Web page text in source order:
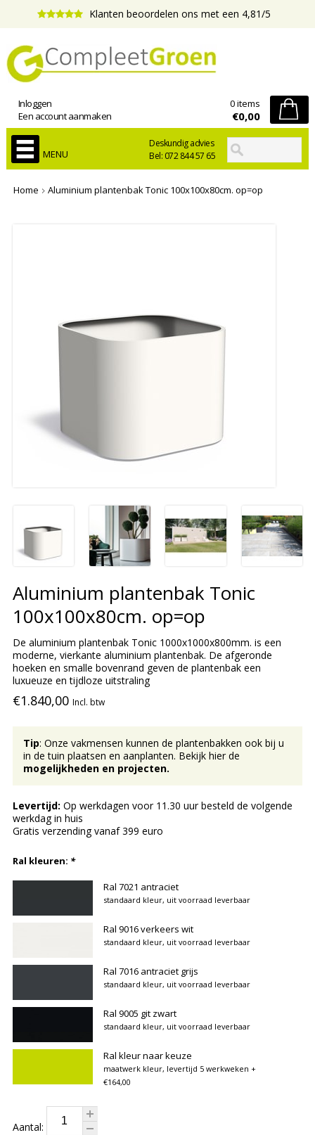
Klanten beoordelen ons met een 4,81/5
Deskundig advies
Bel: 072 844 57 65
Inloggen
Een account aanmaken
0 items
€0,00
MENU
Home Aluminium plantenbak Tonic 100x100x80cm. op=op
Aluminium plantenbak Tonic
100x100x80cm. op=op
De aluminium plantenbak Tonic 1000x1000x800mm. is een
moderne, vierkante aluminium plantenbak. De afgeronde
hoeken en smalle bovenrand geven de plantenbak een
luxueuze en tijdloze uitstraling
€1.840,00 Incl. btw
Tip: Onze vakmensen kunnen de plantenbakken ook bij u
in de tuin plaatsen en aanplanten. Bekijk hier de
mogelijkheden en projecten.
Levertijd: Op werkdagen voor 11.30 uur besteld de volgende
werkdag in huis
Gratis verzending vanaf 399 euro
Ral kleuren: *
Ral 7021 antraciet
standaard kleur, uit voorraad leverbaar
Ral 9016 verkeers wit
standaard kleur, uit voorraad leverbaar
Ral 7016 antraciet grijs
standaard kleur, uit voorraad leverbaar
Ral 9005 git zwart
standaard kleur, uit voorraad leverbaar
Ral kleur naar keuze
maatwerk kleur, levertijd 5 werkweken +
€164,00
Aantal: